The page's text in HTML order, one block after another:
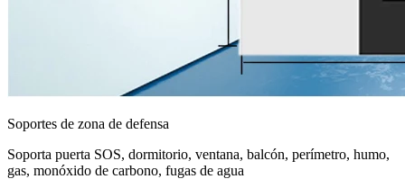
Soportes de zona de defensa
Soporta puerta SOS, dormitorio, ventana, balcón, perímetro, humo,
gas, monóxido de carbono, fugas de agua